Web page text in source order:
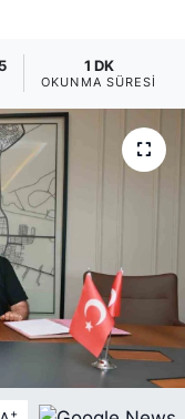
1 DK
OKUNMA SÜRESI
+